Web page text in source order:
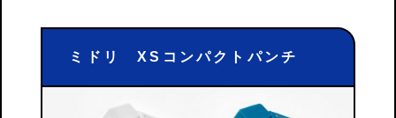
ミドリ XSコンパクトパンチ